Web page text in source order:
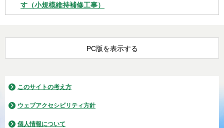
す（小規模維持補修工事）
PC版を表示する
このサイトの考え方
ウェブアクセシビリティ方針
個人情報について